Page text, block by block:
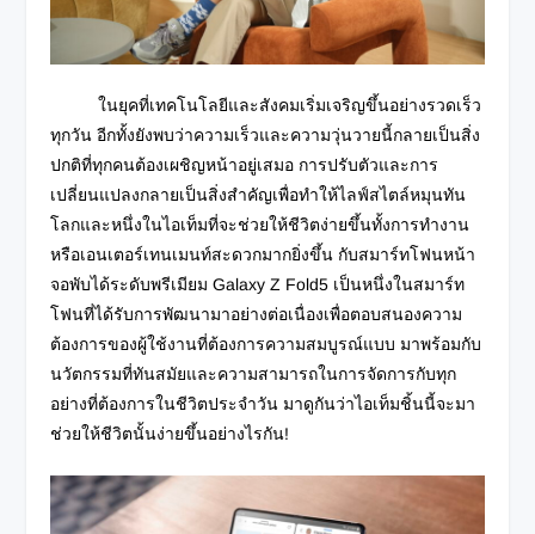
ในยุคที่เทคโนโลยีและสังคมเริ่มเจริญขึ้นอย่างรวดเร็ว
ทุกวัน อีกทั้งยังพบว่าความเร็วและความวุ่นวายนี้กลายเป็นสิ่ง
ปกติที่ทุกคนต้องเผชิญหน้าอยู่เสมอ การปรับตัวและการ
เปลี่ยนแปลงกลายเป็นสิ่งสำคัญเพื่อทำให้ไลฟ์สไตล์หมุนทัน
โลกและหนึ่งในไอเท็มที่จะช่วยให้ชีวิตง่ายขึ้นทั้งการทำงาน
หรือเอนเตอร์เทนเมนท์สะดวกมากยิ่งขึ้น กับสมาร์ทโฟนหน้า
จอพับได้ระดับพรีเมียม Galaxy Z Fold5 เป็นหนึ่งในสมาร์ท
โฟนที่ได้รับการพัฒนามาอย่างต่อเนื่องเพื่อตอบสนองความ
ต้องการของผู้ใช้งานที่ต้องการความสมบูรณ์แบบ มาพร้อมกับ
นวัตกรรมที่ทันสมัยและความสามารถในการจัดการกับทุก
อย่างที่ต้องการในชีวิตประจำวัน มาดูกันว่าไอเท็มชิ้นนี้จะมา
ช่วยให้ชีวิตนั้นง่ายขึ้นอย่างไรกัน!